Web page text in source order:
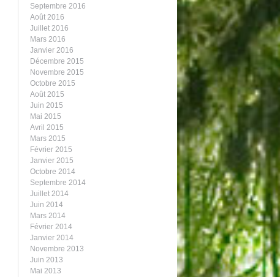
Septembre 2016
Août 2016
Juillet 2016
Mars 2016
Janvier 2016
Décembre 2015
Novembre 2015
Octobre 2015
Août 2015
Juin 2015
Mai 2015
Avril 2015
Mars 2015
Février 2015
Janvier 2015
Octobre 2014
Septembre 2014
Juillet 2014
Juin 2014
Mars 2014
Février 2014
Janvier 2014
Novembre 2013
Juin 2013
Mai 2013